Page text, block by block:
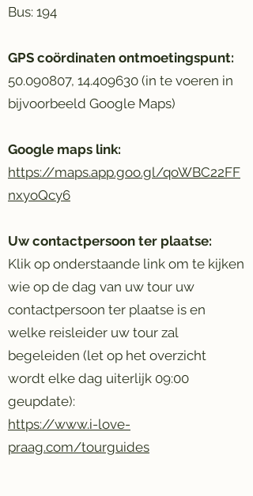
Bus: 194
GPS coördinaten ontmoetingspunt:
50.090807, 14.409630 (in te voeren in
bijvoorbeeld Google Maps)
Google maps link:
https://maps.app.goo.gl/qoWBC22FF
nxyoQcy6
Uw contactpersoon ter plaatse:
Klik op onderstaande link om te kijken
wie op de dag van uw tour uw
contactpersoon ter plaatse is en
welke reisleider uw tour zal
begeleiden (let op het overzicht
wordt elke dag uiterlijk 09:00
geupdate):
https://www.i-love-
praag.com/tourguides